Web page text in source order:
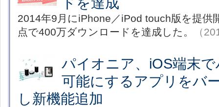
2014年9月にiPhone／iPod touch版を提供
点で400万ダウンロードを達成した。
（
パイオニア、iOS端末
可能にするアプリをバ
し新機能追加